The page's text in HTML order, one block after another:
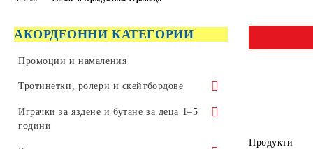
АКОРДЕОННИ КАТЕГОРИИ
Промоции и намаления
Тротинетки, ролери и скейтбордове
Тротинетки за трикове и скачане
Играчки за яздене и бутане за деца 1–5
години
Продукти